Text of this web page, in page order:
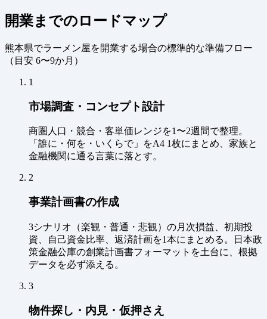
開業までのロードマップ
熊本県でラーメン屋を開業する場合の標準的な準備フロー
（ 目安 6〜9か月 ）
1
市場調査・コンセプト設計
商圏人口・競合・客単価レンジを1〜2週間で整理。
「誰に・何を・いくらで」をA4 1枚にまとめ、家族と
金融機関に通る言葉に落とす。
2
事業計画書の作成
3シナリオ（楽観・普通・悲観）の月次損益、初期投
資、自己資金比率、返済計画を1本にまとめる。日本政
策金融公庫の創業計画書フォーマットを土台に、根拠
データを必ず添える。
3
物件探し・内見・仮押さえ